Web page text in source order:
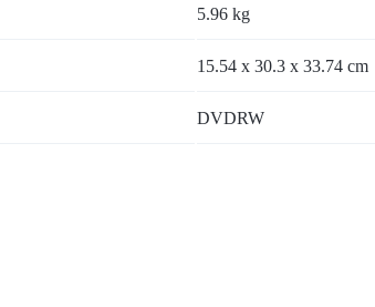
5.96 kg
15.54 x 30.3 x 33.74 cm
DVDRW